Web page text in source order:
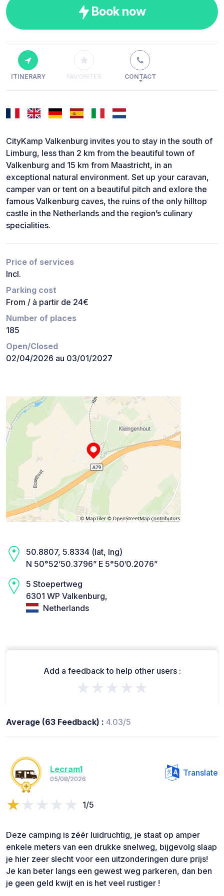
Book now
ITINERARY FAVORITES CONTACT
CityKamp Valkenburg invites you to stay in the south of
Limburg, less than 2 km from the beautiful town of
Valkenburg and 15 km from Maastricht, in an
exceptional natural environment. Set up your caravan,
camper van or tent on a beautiful pitch and exlore the
famous Valkenburg caves, the ruins of the only hilltop
castle in the Netherlands and the region’s culinary
specialities.
Price of services
Incl.
Parking cost
From / à partir de 24€
Number of places
185
Open/Closed
02/04/2026 au 03/01/2027
50.8807, 5.8334 (lat, lng)
N 50°52’50.3796” E 5°50’0.2076”
5 Stoepertweg
6301 WP Valkenburg,
Netherlands
Add a feedback to help other users :
★★★★★
Average (63 Feedback) : 4.03/5
Lecram1
05/08/2026
Translate
1/5
Deze camping is zéér luidruchtig, je staat op amper
enkele meters van een drukke snelweg, bijgevolg slaap
je hier zeer slecht voor een uitzonderingen dure prijs!
Je kan beter langs een gewest weg parkeren, dan ben
je geen geld kwijt en is het veel rustiger !